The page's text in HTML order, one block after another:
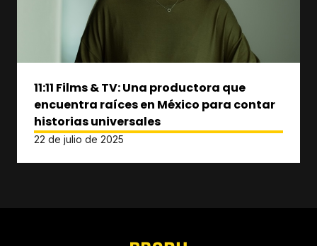
11:11 Films & TV: Una productora que
encuentra raíces en México para contar
historias universales
22 de julio de 2025